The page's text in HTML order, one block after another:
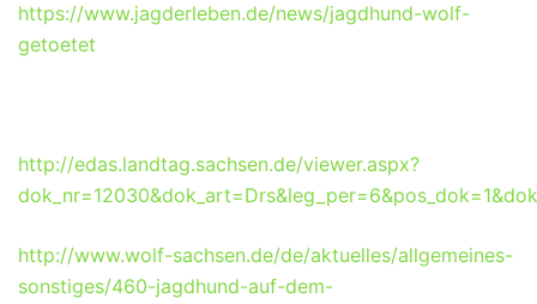
https://www.jagderleben.de/news/jagdhund-wolf-
getoetet
http://edas.landtag.sachsen.de/viewer.aspx?
http://www.wolf-sachsen.de/de/aktuelles/allgemeines-
sonstiges/460-jagdhund-auf-dem-